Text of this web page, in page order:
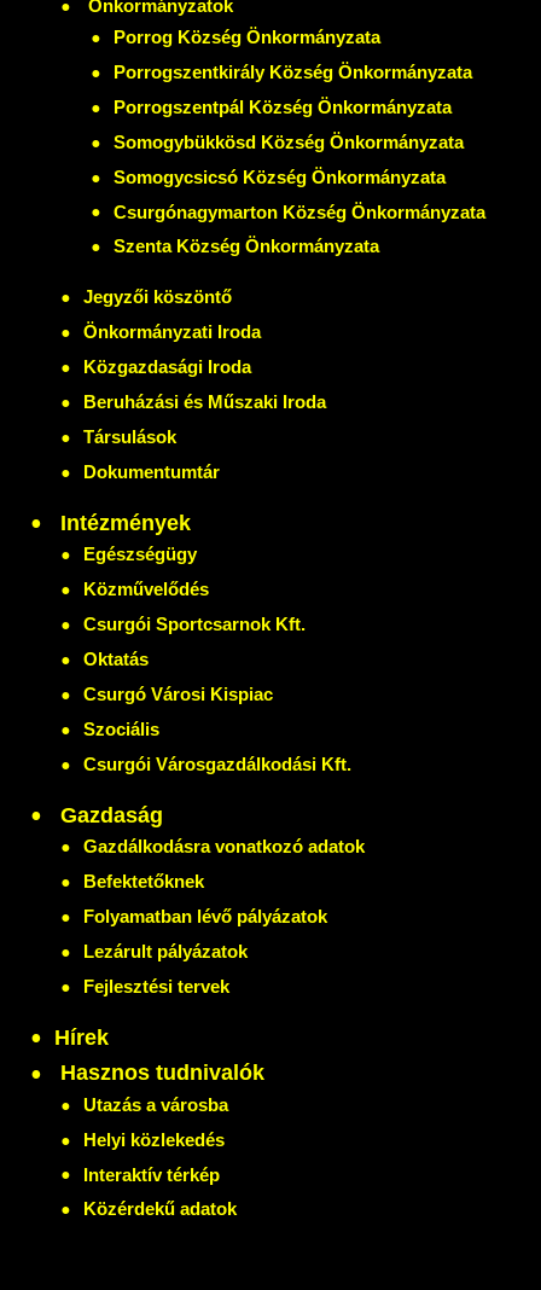
Önkormányzatok
Porrog Község Önkormányzata
Porrogszentkirály Község Önkormányzata
Porrogszentpál Község Önkormányzata
Somogybükkösd Község Önkormányzata
Somogycsicsó Község Önkormányzata
Csurgónagymarton Község Önkormányzata
Szenta Község Önkormányzata
Jegyzői köszöntő
Önkormányzati Iroda
Közgazdasági Iroda
Beruházási és Műszaki Iroda
Társulások
Dokumentumtár
Intézmények
Egészségügy
Közművelődés
Csurgói Sportcsarnok Kft.
Oktatás
Csurgó Városi Kispiac
Szociális
Csurgói Városgazdálkodási Kft.
Gazdaság
Gazdálkodásra vonatkozó adatok
Befektetőknek
Folyamatban lévő pályázatok
Lezárult pályázatok
Fejlesztési tervek
Hírek
Hasznos tudnivalók
Utazás a városba
Helyi közlekedés
Interaktív térkép
Közérdekű adatok